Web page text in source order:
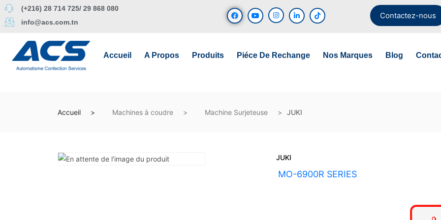
(+216) 28 714 725/ 29 868 080
info@acs.com.tn
Contactez-nous
Accueil A Propos Produits Piéce De Rechange Nos Marques Blog
Accueil Machines à coudre Machine Surjeteuse JUKI
JUKI
MO-6900R SERIES